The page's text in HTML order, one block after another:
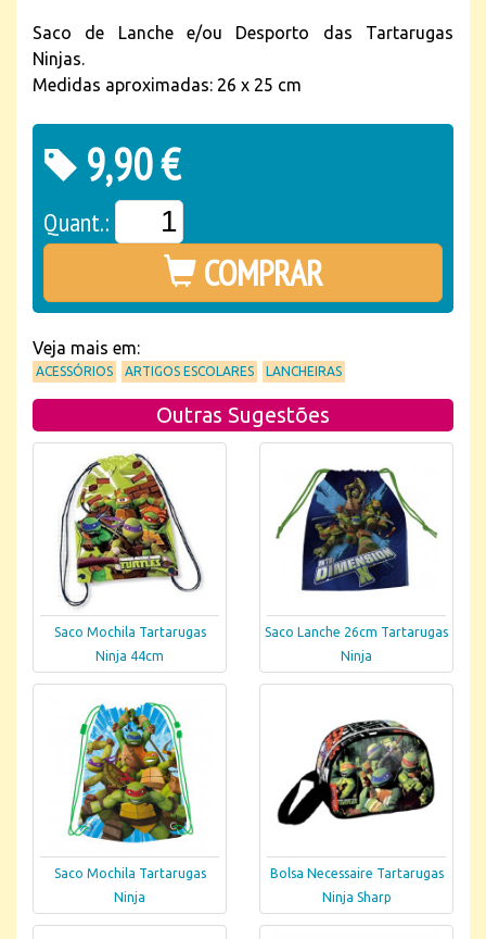
Saco de Lanche e/ou Desporto das Tartarugas
Ninjas.
Medidas aproximadas: 26 x 25 cm
9,90 €
Quant.:
COMPRAR
Veja mais em:
ACESSÓRIOS ARTIGOS ESCOLARES LANCHEIRAS
Outras Sugestões
Saco Mochila Tartarugas
Ninja 44cm
Saco Lanche 26cm Tartarugas
Ninja
Saco Mochila Tartarugas
Ninja
Bolsa Necessaire Tartarugas
Ninja Sharp